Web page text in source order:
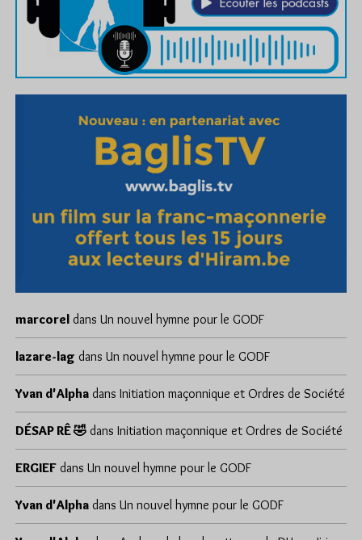
marcorel dans Un nouvel hymne pour le GODF
lazare-lag dans Un nouvel hymne pour le GODF
Yvan d'Alpha dans Initiation maçonnique et Ordres de Société
DÉSAP RÊ 🤣 dans Initiation maçonnique et Ordres de Société
ERGIEF dans Un nouvel hymne pour le GODF
Yvan d'Alpha dans Un nouvel hymne pour le GODF